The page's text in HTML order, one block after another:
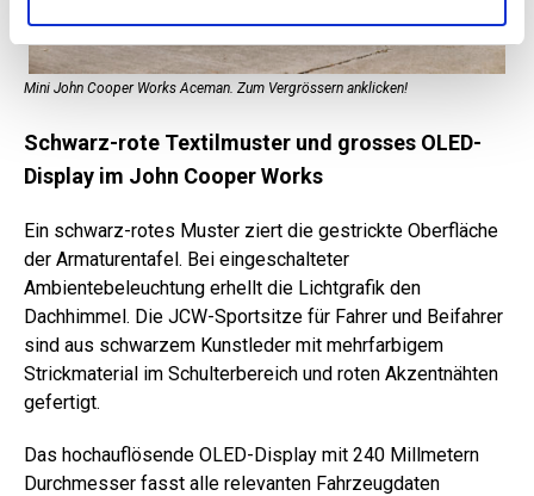
Mini John Cooper Works Aceman. Zum Vergrössern anklicken!
Schwarz-rote Textilmuster und grosses OLED-
Display im John Cooper Works
Ein schwarz-rotes Muster ziert die gestrickte Oberfläche
der Armaturentafel. Bei eingeschalteter
Ambientebeleuchtung erhellt die Lichtgrafik den
Dachhimmel. Die JCW-Sportsitze für Fahrer und Beifahrer
sind aus schwarzem Kunstleder mit mehrfarbigem
Strickmaterial im Schulterbereich und roten Akzentnähten
gefertigt.
Das hochauflösende OLED-Display mit 240 Millmetern
Durchmesser fasst alle relevanten Fahrzeugdaten